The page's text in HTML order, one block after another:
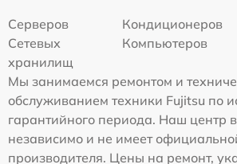
Серверов
Кондиционеров
Сетевых
хранилищ
Компьютеров
Мы занимаемся ремонтом и
обслуживанием техники Fujitsu по
гарантийного периода. Наш центр
независимо и не имеет
производителя. Цены на ремонт,